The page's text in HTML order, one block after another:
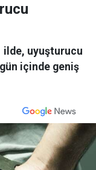
ilde, uyuşturucu
içinde geniş